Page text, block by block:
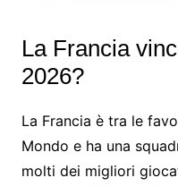
La Francia
2026?
La Francia è tra le
Mondo e ha una
molti dei migliori